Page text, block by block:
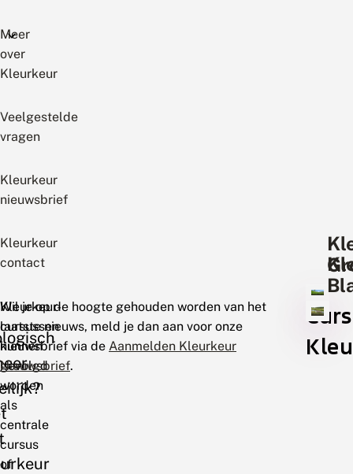
Meer
over
Kleurkeur
Veelgestelde
vragen
Kleurkeur
nieuwsbrief
Kleurkeur
contact
Kleurkeur-
cursussen
kunnen
gevolgd
worden
als
centrale
cursus
of
Wil je op de hoogte gehouden worden van het
laatste nieuws, meld je dan aan voor onze
nieuwsbrief via de Aanmelden Kleurkeur
Nieuwsbrief.